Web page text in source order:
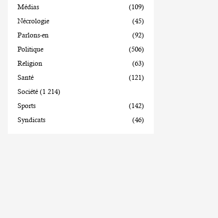
Médias
(109)
Nécrologie
(45)
Parlons-en
(92)
Politique
(506)
Religion
(63)
Santé
(121)
Société (1 214)
Sports
(142)
Syndicats
(46)